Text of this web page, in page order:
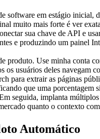
software em estágio
muito mais forte é ver
sua chave de API e
produto. Use minha conta
usuários deles navegam
para extrair as páginas
que uma
seguida, implanta
quanto o contexto
Automático